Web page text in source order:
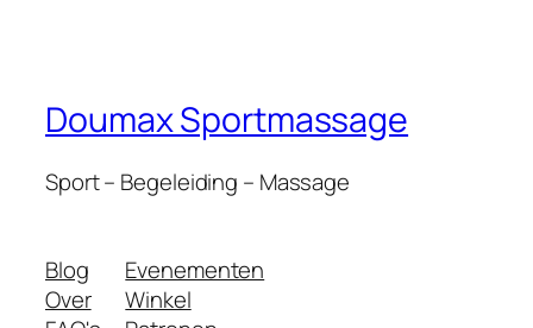
Doumax Sportmassage
Sport – Begeleiding – Massage
Blog
Over
Evenementen
Winkel